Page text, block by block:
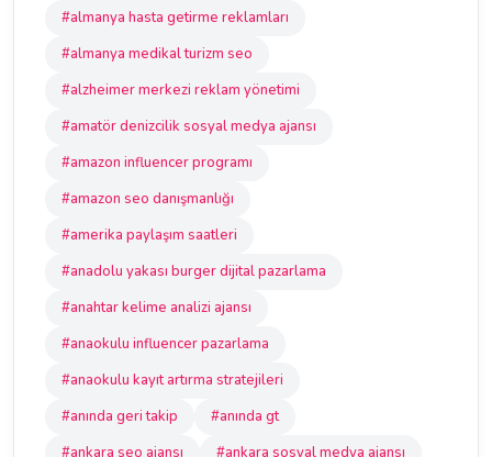
#almanya hasta getirme reklamları
#almanya medikal turizm seo
#alzheimer merkezi reklam yönetimi
#amatör denizcilik sosyal medya ajansı
#amazon influencer programı
#amazon seo danışmanlığı
#amerika paylaşım saatleri
#anadolu yakası burger dijital pazarlama
#anahtar kelime analizi ajansı
#anaokulu influencer pazarlama
#anaokulu kayıt artırma stratejileri
#anında geri takip
#anında gt
#ankara seo ajansı
#ankara sosyal medya ajansı